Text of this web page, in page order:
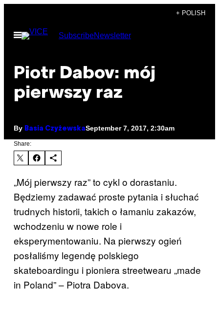
content
+ POLISH
Open
Menu
SubscribeNewsletter
Piotr Dabov: mój
pierwszy raz
By Basia CzyżewskaSeptember 7, 2017, 2:30am
Share:
„Mój pierwszy raz” to cykl o dorastaniu.
Będziemy zadawać proste pytania i słuchać
trudnych historii, takich o łamaniu zakazów,
wchodzeniu w nowe role i
eksperymentowaniu. Na pierwszy ogień
posłaliśmy legendę polskiego
skateboardingu i pioniera streetwearu „made
in Poland” – Piotra Dabova.